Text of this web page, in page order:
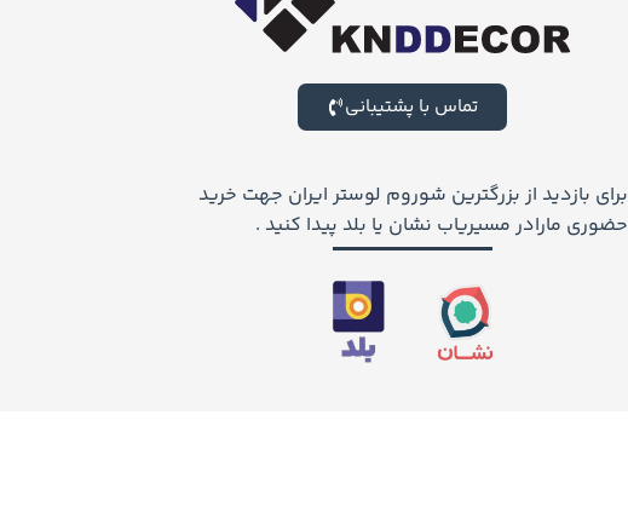
تماس با پشتیبانی
برای بازدید از بزرگترین شوروم لوستر ایران جهت خرید
حضوری مارادر مسیریاب نشان یا بلد پیدا کنید .